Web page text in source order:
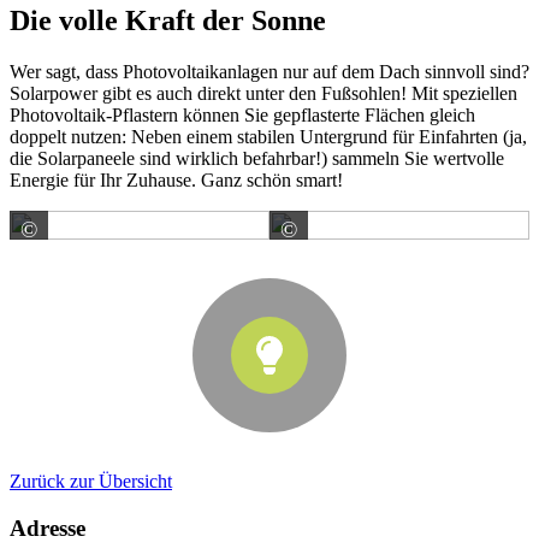
Die volle Kraft der Sonne
Wer sagt, dass Photovoltaikanlagen nur auf dem Dach sinnvoll sind?
Solarpower gibt es auch direkt unter den Fußsohlen! Mit speziellen
Photovoltaik-Pflastern können Sie gepflasterte Flächen gleich
doppelt nutzen: Neben einem stabilen Untergrund für Einfahrten (ja,
die Solarpaneele sind wirklich befahrbar!) sammeln Sie wertvolle
Energie für Ihr Zuhause. Ganz schön smart!
© ©
Zurück zur Übersicht
Adresse